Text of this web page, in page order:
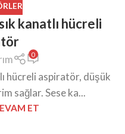
kanatlı hücreli
0
hücreli aspiratör, düşük
sağlar. Sese ka...
ET